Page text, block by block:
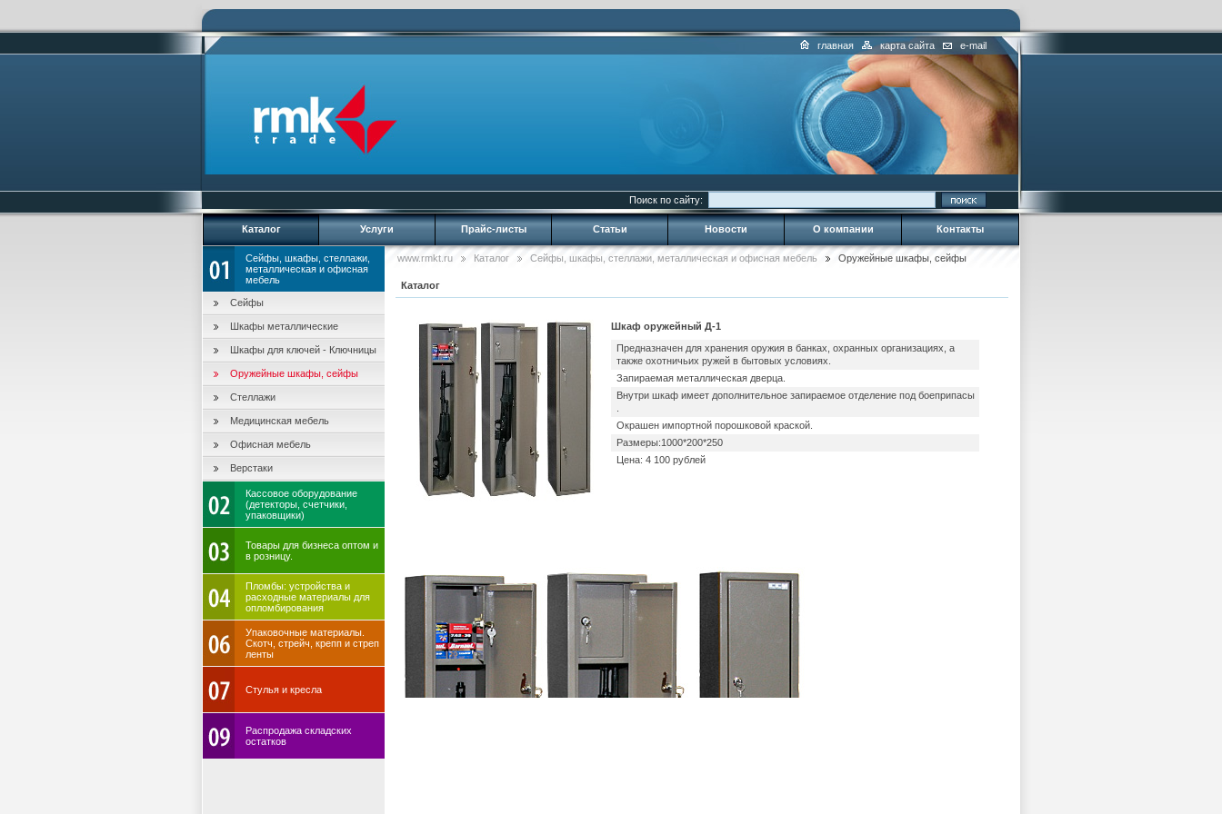
главная карта сайта e-mail
Поиск по сайту:
Каталог Услуги Прайс-листы Статьи Новости О компании Контакты
Сейфы, шкафы, стеллажи,
металлическая и офисная
мебель
Сейфы
Шкафы металлические
Шкафы для ключей - Ключницы
Оружейные шкафы, сейфы
Стеллажи
Медицинская мебель
Офисная мебель
Верстаки
Кассовое оборудование
(детекторы, счетчики,
упаковщики)
Товары для бизнеса оптом и
в розницу.
Пломбы: устройства и
расходные материалы для
опломбирования
Упаковочные материалы.
Скотч, стрейч, крепп и стреп
ленты
Стулья и кресла
Распродажа складских
остатков
www.rmkt.ru Каталог Сейфы, шкафы, стеллажи, металлическая и офисная мебель Оружейные шкафы, сейфы
Каталог
Шкаф оружейный Д-1
Предназначен для хранения оружия в банках, охранных организациях, а
также охотничьих ружей в бытовых условиях.
Запираемая металлическая дверца.
Внутри шкаф имеет дополнительное запираемое отделение под боеприпасы
Окрашен импортной порошковой краской.
Размеры:1000*200*250
Цена: 4 100 рублей